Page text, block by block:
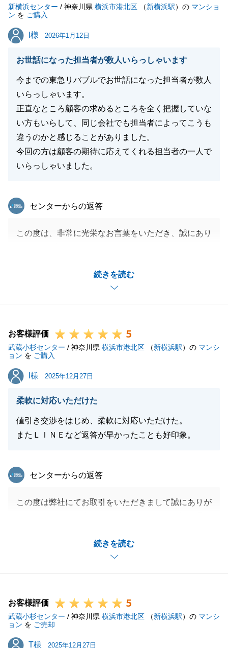
引き続き何卒よろしくお願いいたします。
新横浜センター / 神奈川県 横浜市港北区 （新横浜駅）の マンショ
ン を ご購入
I様
I様 2026年1月12日
お世話になった担当者が数人いらっしゃいます
今までの東急リバブルでお世話になった担当者が数人
いらっしゃいます。
正直なところ顧客の求めるところを全く把握していな
い方もいらして、同じ会社でも担当者によってこうも
違うのかと感じることがありました。
今回の方は顧客の期待に応えてくれる担当者の一人で
いらっしゃいました。
続きを読む
東急リバブル
センターからの返答
この度は、非常に光栄なお言葉をいただき、誠にあり
ゃるかを把握することは、私たちが最も大切にすべき
基本であると考えております。
今回、I様のご期待に沿うことができたのであれば、
思っていただけるよう、一人ひとりのお客様に誠実に
向き合ってまいります。
今後も何かお困りごとがございましたら、お気軽にご
相談ください。引き続き、宜しくお願いいたします。
閉じる
お客様評価 5
武蔵小杉センター / 神奈川県 横浜市港北区 （新横浜駅）の マンシ
ョン を ご購入
I様
I様 2025年12月27日
柔軟に対応いただけた
値引き交渉をはじめ、柔軟に対応いただけた。
またＬＩＮＥなど返答が早かったことも好印象。
続きを読む
東急リバブル
センターからの返答
この度は弊社にてお取引をいただきまして誠にありが
またご不明点等ござましたらお気軽に申し付けくださ
いませ。引き続きよろしくお願いいたします。
閉じる
お客様評価 5
武蔵小杉センター / 神奈川県 横浜市港北区 （新横浜駅）の マンシ
ョン を ご売却
T様
T様 2025年12月27日